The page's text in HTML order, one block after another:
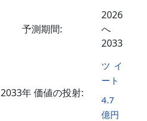
予測期間:
2026
へ
2033
2033年 価値の投射:
ツイ
ート
4.7
億円